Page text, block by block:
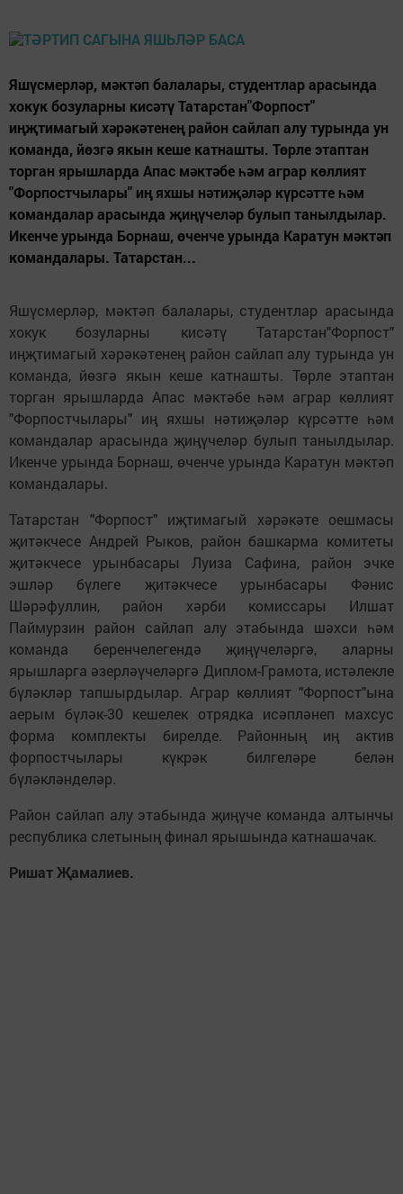
Яшүсмерләр, мәктәп балалары, студентлар арасында
хокук бозуларны кисәтү Татарстан"Форпост"
иңҗтимагый хәрәкәтенең район сайлап алу турында ун
команда, йөзгә якын кеше катнашты. Төрле этаптан
торган ярышларда Апас мәктәбе һәм аграр көллият
"Форпостчылары" иң яхшы нәтиҗәләр күрсәтте һәм
командалар арасында җиңүчеләр булып танылдылар.
Икенче урында Борнаш, өченче урында Каратун мәктәп
командалары. Татарстан...
Яшүсмерләр, мәктәп балалары, студентлар арасында
хокук бозуларны кисәтү Татарстан"Форпост"
иңҗтимагый хәрәкәтенең район сайлап алу турында ун
команда, йөзгә якын кеше катнашты. Төрле этаптан
торган ярышларда Апас мәктәбе һәм аграр көллият
"Форпостчылары" иң яхшы нәтиҗәләр күрсәтте һәм
командалар арасында җиңүчеләр булып танылдылар.
Икенче урында Борнаш, өченче урында Каратун мәктәп
командалары.
Татарстан "Форпост" иҗтимагый хәрәкәте оешмасы
җитәкчесе Андрей Рыков, район башкарма комитеты
җитәкчесе урынбасары Луиза Сафина, район эчке
эшләр бүлеге җитәкчесе урынбасары Фәнис
Шәрәфуллин, район хәрби комиссары Илшат
Паймурзин район сайлап алу этабында шәхси һәм
команда беренчелегендә җиңүчеләргә, аларны
ярышларга әзерләүчеләргә Диплом-Грамота, истәлекле
бүләкләр тапшырдылар. Аграр көллият "Форпост"ына
аерым бүләк-30 кешелек отрядка исәпләнеп махсус
форма комплекты бирелде. Районның иң актив
форпостчылары күкрәк билгеләре белән
бүләкләнделәр.
Район сайлап алу этабында җиңүче команда алтынчы
республика слетының финал ярышында катнашачак.
Ришат Җамалиев.